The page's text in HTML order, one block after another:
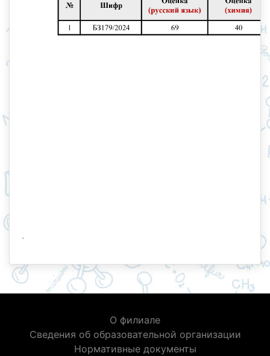
.
О филиале
Сведения об образовательной организации
Нормативные документы